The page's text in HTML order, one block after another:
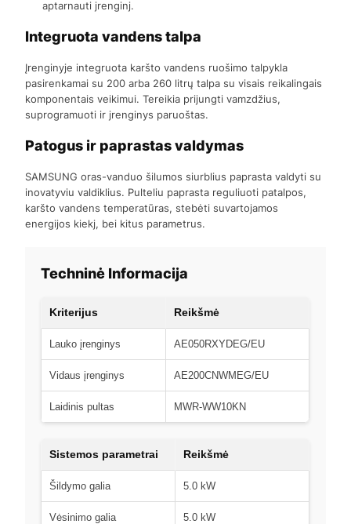
aptarnauti jrenginj.
Integruota vandens talpa
Įrenginyje integruota karšto vandens ruošimo talpykla
pasirenkamai su 200 arba 260 litrų talpa su visais reikalingais
komponentais veikimui. Tereikia prijungti vamzdžius,
suprogramuoti ir jrenginys paruoštas.
Patogus ir paprastas valdymas
SAMSUNG oras-vanduo šilumos siurblius paprasta valdyti su
inovatyviu valdiklius. Pulteliu paprasta reguliuoti patalpos,
karšto vandens temperatūras, stebėti suvartojamos
energijos kiekj, bei kitus parametrus.
Techninė Informacija
Kriterijus Reikšmė
Lauko įrenginys AE050RXYDEG/EU
Vidaus įrenginys AE200CNWMEG/EU
Laidinis pultas MWR-WW10KN
Sistemos parametrai Reikšmė
Šildymo galia 5.0 kW
Vėsinimo galia 5.0 kW